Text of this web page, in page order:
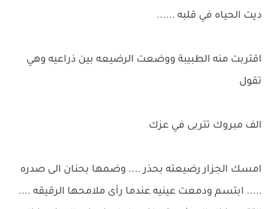
ديت الحياه في قلبه ......
اقتربت منه الطبيبة ووضعت الرضيعه بين ذراعيه وهي
تقول
الف مبروك تتربى في عزك
امسك الجزار رضيعته بحذر .... وضمها بحنان الى صدره
..... ابتسم ودمعت عينيه عندما رأى ملامحها الرقيقه ....